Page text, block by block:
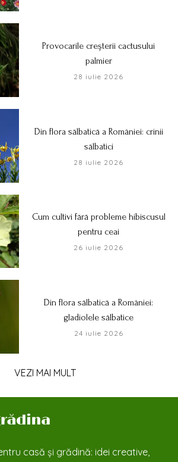
Provocarile creșterii cactusului
palmier
28 iulie 2026
Din flora sălbatică a României: crinii
sălbatici
28 iulie 2026
Cum cultivi fără probleme hibiscusul
pentru ceai
26 iulie 2026
Din flora sălbatică a României:
gladiolele sălbatice
24 iulie 2026
VEZI MAI MULT
casă și grădină: idei creative,